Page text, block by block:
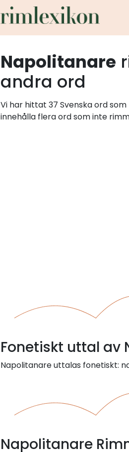
Napolitanare
andra ord
Vi har hittat 37 Svenska ord
innehålla flera ord som inte
Fonetiskt uttal av
Napolitanare uttalas fonetiskt:
Napolitanare